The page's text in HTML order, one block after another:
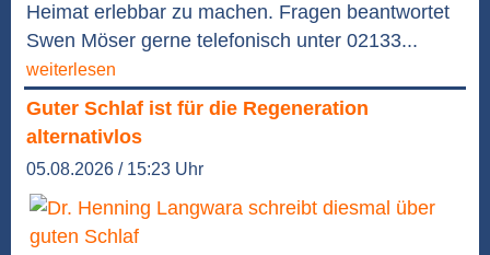
Heimat erlebbar zu machen. Fragen beantwortet
Swen Möser gerne telefonisch unter 02133...
weiterlesen
Guter Schlaf ist für die Regeneration
alternativlos
05.08.2026 / 15:23 Uhr